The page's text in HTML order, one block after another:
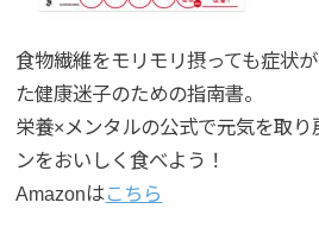
食物繊維をモリモリ摂っても症状
た健康迷子のための指南書。
栄養×メンタルの公式で元気を取り
ンをおいしく食べよう！
Amazonはこちら